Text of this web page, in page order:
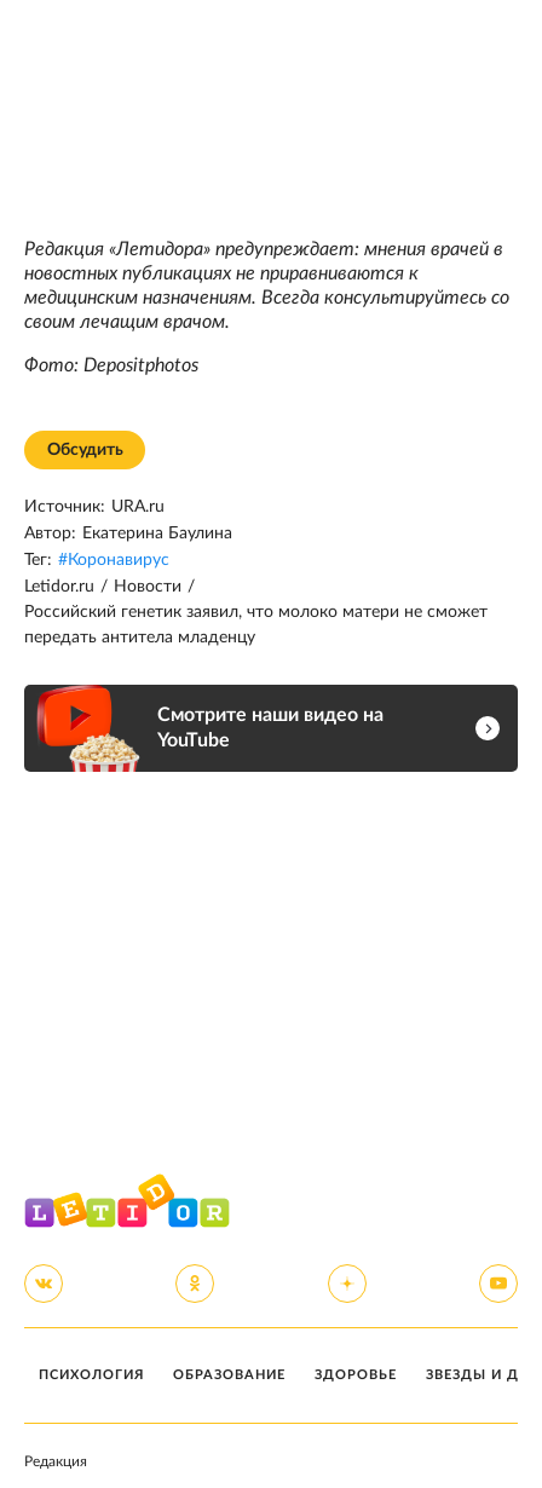
Редакция «Летидора» предупреждает: мнения врачей в
новостных публикациях не приравниваются к
медицинским назначениям. Всегда консультируйтесь со
своим лечащим врачом.
Фото: Depositphotos
Обсудить
Источник: URA.ru
Автор: Екатерина Баулина
Тег: #Коронавирус
Letidor.ru / Новости /
Российский генетик заявил, что молоко матери не сможет
передать антитела младенцу
Смотрите наши видео на
YouTube
ПСИХОЛОГИЯ ОБРАЗОВАНИЕ ЗДОРОВЬЕ ЗВЕЗДЫ И
Редакция